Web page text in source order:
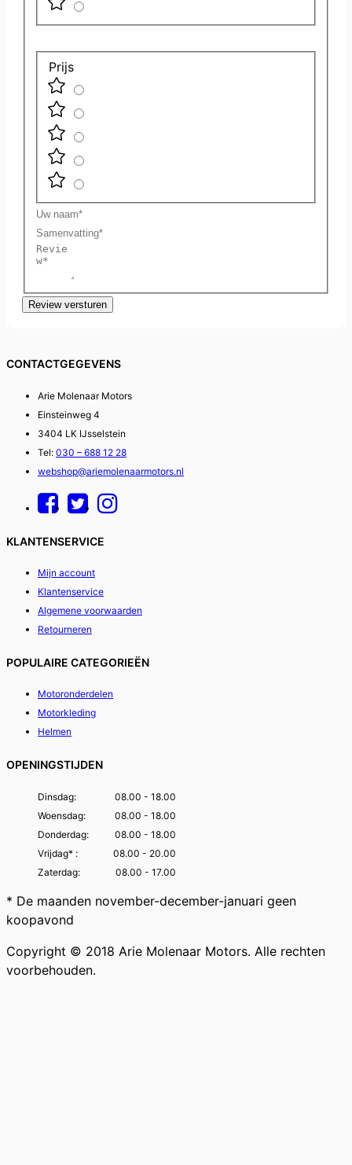
Prijs
Uw
naam
Samenvatting
Review
Review versturen
CONTACTGEGEVENS
Arie Molenaar Motors
Einsteinweg 4
3404 LK IJsselstein
Tel: 030 – 688 12 28
webshop@ariemolenaarmotors.nl
KLANTENSERVICE
Mijn account
Klantenservice
Algemene voorwaarden
Retourneren
POPULAIRE CATEGORIEËN
Motoronderdelen
Motorkleding
Helmen
OPENINGSTIJDEN
Dinsdag:
08.00 - 18.00
Woensdag:
08.00 - 18.00
Donderdag:
08.00 - 18.00
Vrijdag* :
08.00 - 20.00
Zaterdag:
08.00 - 17.00
* De maanden november-december-januari geen
koopavond
Copyright © 2018 Arie Molenaar Motors. Alle rechten
voorbehouden.